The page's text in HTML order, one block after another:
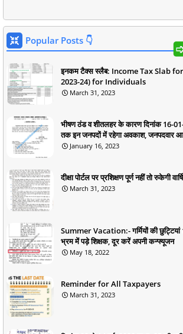
Popular Posts 👇
इनकम टैक्स स्लैब: Income Tax Slab
2023-24) for Individuals
March 31, 2023
भीषण ठंड व शीतलहर के कारण दिनांक 16-
तक इन जनपदों में रहेगा अवकाश, जनपदवार
January 16, 2023
दीक्षा पोर्टल पर प्रशिक्षण पूर्ण नहीं तो रुकेगी
March 31, 2023
Summer Vacation:- गर्मियों की छुट्टियां
भ्रम में पड़े शिक्षक, दूर करें अपनी कन्फ्यूजन
May 18, 2022
Reminder for All Taxpayers
March 31, 2023